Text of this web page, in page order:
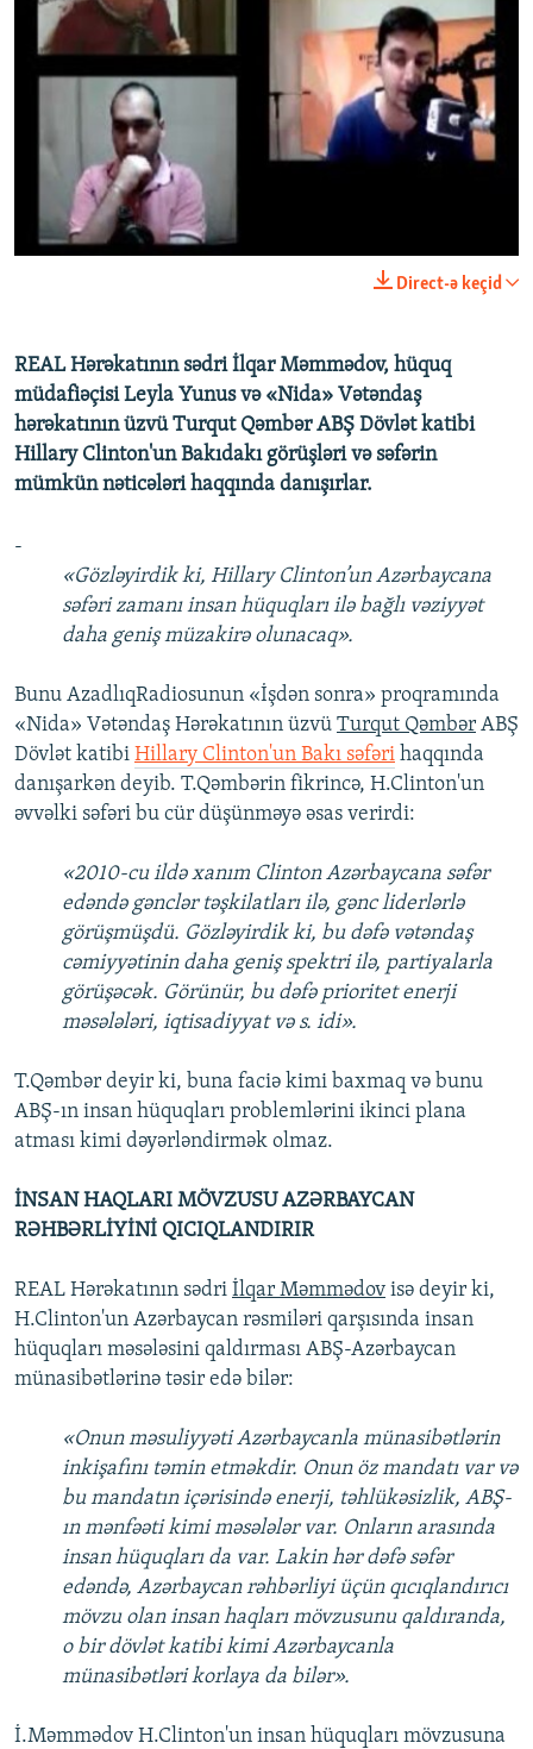
İNFOQRAFIKA
AZƏRBAYCAN ƏDƏBIYYATI KITABXANASI
İZ - MƏDƏNIYYƏT PROQRAMI
MISSIYAMIZ
PEŞƏ ETIKASI VƏ JURNALISTIKA STANDARTLARIMIZ
MATERIALLARIMIZDAN ISTIFADƏ
AZADLIQRADIOSU MOBIL TELEFONUNUZDA
BIZIMLƏ ƏLAQƏ
XƏBƏR BÜLLETENLƏRIMIZ
BIZI IZLƏ
RFE/RL-in bütün saytları
No media source currently available
Direct-ə keçid
REAL Hərəkatının sədri İlqar Məmmədov, hüquq
müdafiəçisi Leyla Yunus və «Nida» Vətəndaş
hərəkatının üzvü Turqut Qəmbər ABŞ Dövlət katibi
Hillary Clinton'un Bakıdakı görüşləri və səfərin
mümkün nəticələri haqqında danışırlar.
-
«Gözləyirdik ki, Hillary Clinton’un Azərbaycana
səfəri zamanı insan hüquqları ilə bağlı vəziyyət
daha geniş müzakirə olunacaq».
Bunu AzadlıqRadiosunun «İşdən sonra» proqramında
«Nida» Vətəndaş Hərəkatının üzvü Turqut Qəmbər ABŞ
Dövlət katibi Hillary Clinton'un Bakı səfəri haqqında
danışarkən deyib. T.Qəmbərin fikrincə, H.Clinton'un
əvvəlki səfəri bu cür düşünməyə əsas verirdi:
«2010-cu ildə xanım Clinton Azərbaycana səfər
edəndə gənclər təşkilatları ilə, gənc liderlərlə
görüşmüşdü. Gözləyirdik ki, bu dəfə vətəndaş
cəmiyyətinin daha geniş spektri ilə, partiyalarla
görüşəcək. Görünür, bu dəfə prioritet enerji
məsələləri, iqtisadiyyat və s. idi».
T.Qəmbər deyir ki, buna faciə kimi baxmaq və bunu
ABŞ-ın insan hüquqları problemlərini ikinci plana
atması kimi dəyərləndirmək olmaz.
İNSAN HAQLARI MÖVZUSU AZƏRBAYCAN
RƏHBƏRLİYİNİ QICIQLANDIRIR
REAL Hərəkatının sədri İlqar Məmmədov isə deyir ki,
H.Clinton'un Azərbaycan rəsmiləri qarşısında insan
hüquqları məsələsini qaldırması ABŞ-Azərbaycan
münasibətlərinə təsir edə bilər:
«Onun məsuliyyəti Azərbaycanla münasibətlərin
inkişafını təmin etməkdir. Onun öz mandatı var və
bu mandatın içərisində enerji, təhlükəsizlik, ABŞ-
ın mənfəəti kimi məsələlər var. Onların arasında
insan hüquqları da var. Lakin hər dəfə səfər
edəndə, Azərbaycan rəhbərliyi üçün qıcıqlandırıcı
mövzu olan insan haqları mövzusunu qaldıranda,
o bir dövlət katibi kimi Azərbaycanla
münasibətləri korlaya da bilər».
İ.Məmmədov H.Clinton'un insan hüquqları mövzusuna